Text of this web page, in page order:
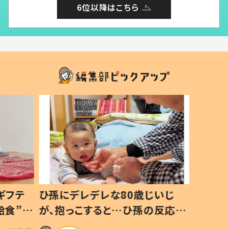
6位以降はこちら
フテ
食”を
の親
ひ孫にデレデレな80歳じいじ
が、抱っこすると…ひ孫の反応に
「涙が出ました」「可愛くて仕方な